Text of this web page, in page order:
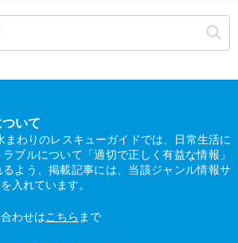
いて
まわりのレスキューガイドでは、日常生活に
ブルについて「適切で正しく有益な情報」
よう、掲載記事には、当該ジャンル情報サ
入れています。
わせはこちら まで